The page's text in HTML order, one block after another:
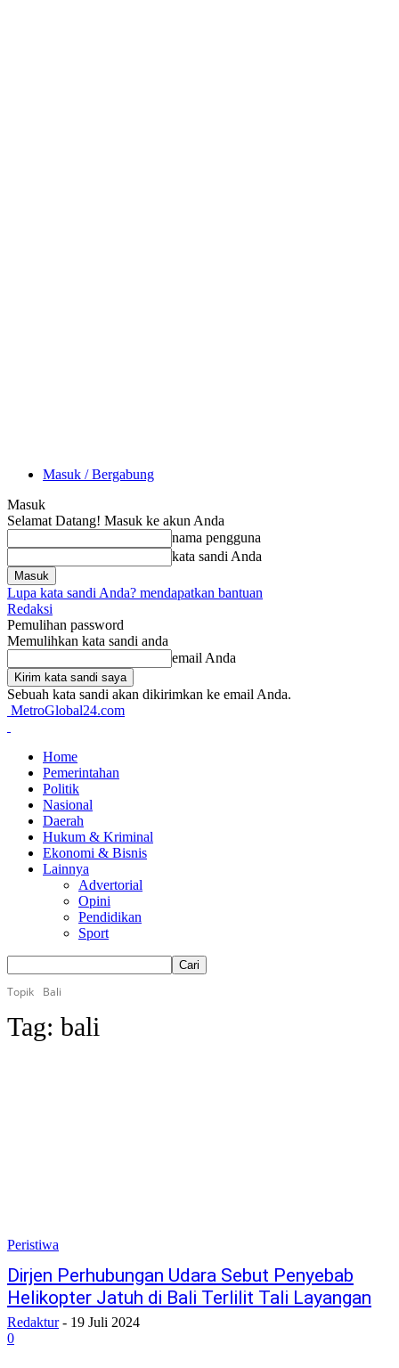
Masuk / Bergabung
Masuk
Selamat Datang! Masuk ke akun Anda
nama pengguna
kata sandi Anda
Lupa kata sandi Anda? mendapatkan bantuan
Redaksi
Pemulihan password
Memulihkan kata sandi anda
email Anda
Sebuah kata sandi akan dikirimkan ke email Anda.
MetroGlobal24.com
Home
Pemerintahan
Politik
Nasional
Daerah
Hukum & Kriminal
Ekonomi & Bisnis
Lainnya
Advertorial
Opini
Pendidikan
Sport
Topik Bali
Tag: bali
Peristiwa
Dirjen Perhubungan Udara Sebut Penyebab
Helikopter Jatuh di Bali Terlilit Tali Layangan
Redaktur - 19 Juli 2024
0